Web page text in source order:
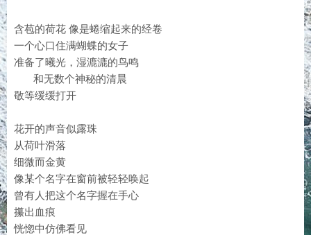
含苞的荷花 像是蜷缩起来的经卷
一个心口住满蝴蝶的女子
准备了曦光，湿漉漉的鸟鸣
和无数个神秘的清晨
敬等缓缓打开
花开的声音似露珠
从荷叶滑落
细微而金黄
像某个名字在窗前被轻轻唤起
曾有人把这个名字握在手心
攥出血痕
恍惚中仿佛看见